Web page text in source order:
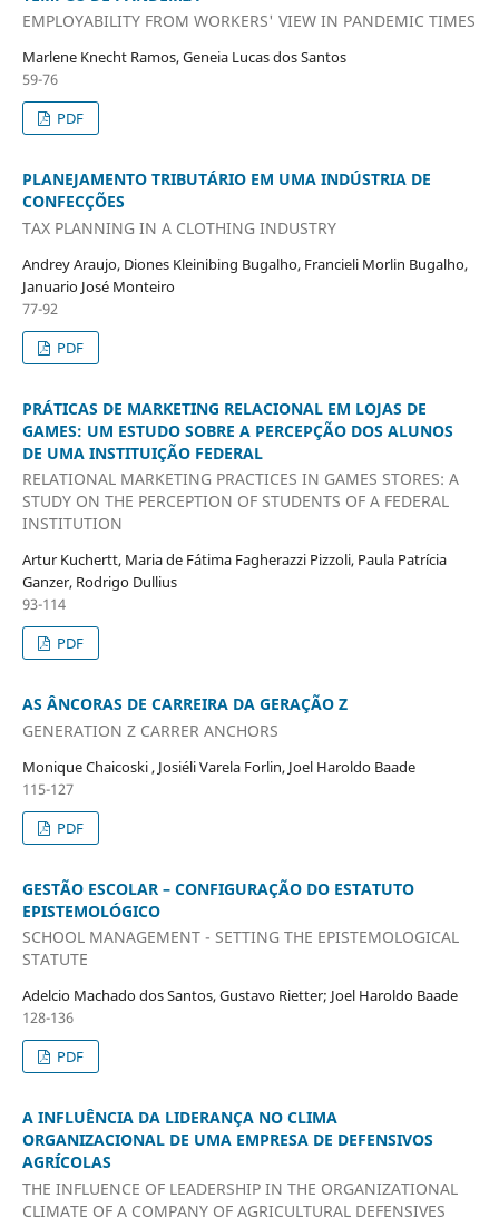
EMPLOYABILITY FROM WORKERS' VIEW IN PANDEMIC TIMES
Marlene Knecht Ramos, Geneia Lucas dos Santos
59-76
PDF
PLANEJAMENTO TRIBUTÁRIO EM UMA INDÚSTRIA DE
CONFECÇÕES
TAX PLANNING IN A CLOTHING INDUSTRY
Andrey Araujo, Diones Kleinibing Bugalho, Francieli Morlin Bugalho,
Januario José Monteiro
77-92
PDF
PRÁTICAS DE MARKETING RELACIONAL EM LOJAS DE
GAMES: UM ESTUDO SOBRE A PERCEPÇÃO DOS ALUNOS
DE UMA INSTITUIÇÃO FEDERAL
RELATIONAL MARKETING PRACTICES IN GAMES STORES: A
STUDY ON THE PERCEPTION OF STUDENTS OF A FEDERAL
INSTITUTION
Artur Kuchertt, Maria de Fátima Fagherazzi Pizzoli, Paula Patrícia
Ganzer, Rodrigo Dullius
93-114
PDF
AS ÂNCORAS DE CARREIRA DA GERAÇÃO Z
GENERATION Z CARRER ANCHORS
Monique Chaicoski , Josiéli Varela Forlin, Joel Haroldo Baade
115-127
PDF
GESTÃO ESCOLAR – CONFIGURAÇÃO DO ESTATUTO
EPISTEMOLÓGICO
SCHOOL MANAGEMENT - SETTING THE EPISTEMOLOGICAL
STATUTE
Adelcio Machado dos Santos, Gustavo Rietter; Joel Haroldo Baade
128-136
PDF
A INFLUÊNCIA DA LIDERANÇA NO CLIMA
ORGANIZACIONAL DE UMA EMPRESA DE DEFENSIVOS
AGRÍCOLAS
THE INFLUENCE OF LEADERSHIP IN THE ORGANIZATIONAL
CLIMATE OF A COMPANY OF AGRICULTURAL DEFENSIVES